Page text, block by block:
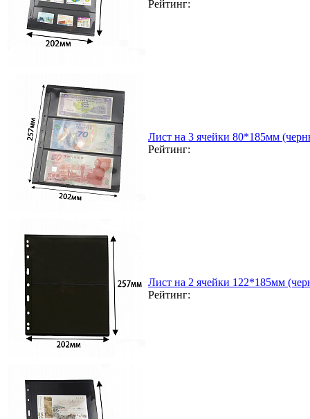
Рейтинг:
Лист на 3 ячейки 80*185мм
Рейтинг:
Лист на 2 ячейки 122*185мм
Рейтинг: